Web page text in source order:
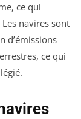
ce qui
navires sont
d’émissions
ce qui